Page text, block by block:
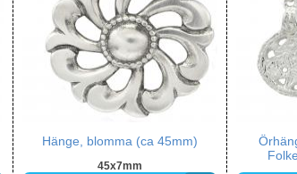
Hänge, blomma (ca 45mm)
45x7mm